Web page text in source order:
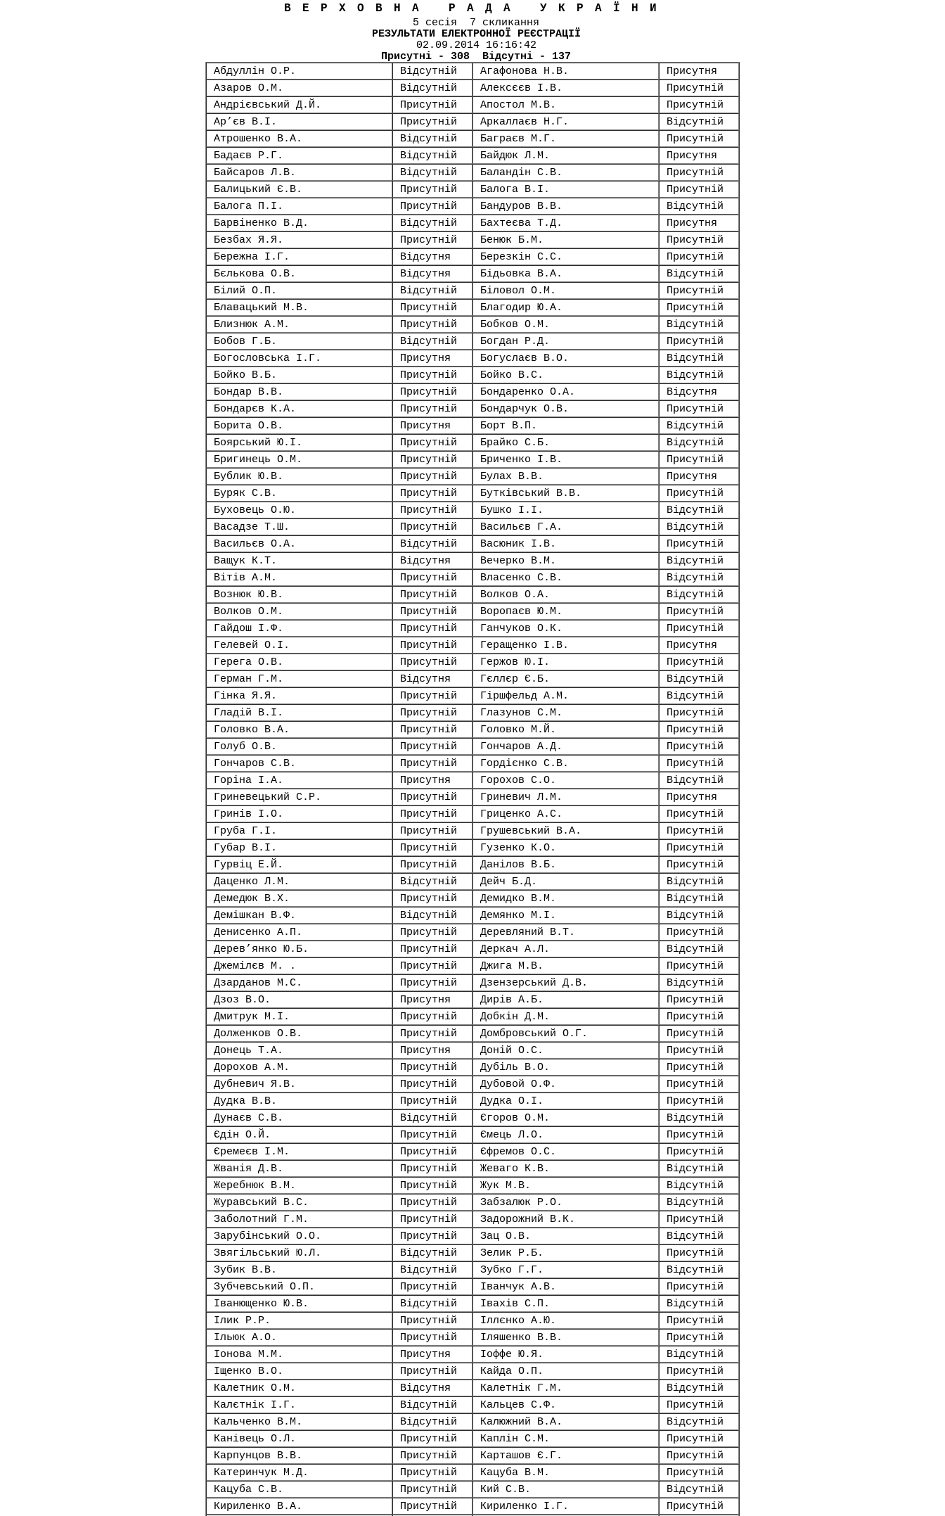
ВЕРХОВНА РАДА УКРАЇНИ
5 сесія 7 скликання
РЕЗУЛЬТАТИ ЕЛЕКТРОННОЇ РЕЄСТРАЦІЇ
02.09.2014 16:16:42
Присутні - 308 Відсутні - 137
Абдуллін О.Р.
Відсутній Агафонова Н.В.
Присутня
Азаров О.М.
Відсутній Алексєєв І.В.
Присутній
Андрієвський Д.Й.
Присутній Апостол М.В.
Присутній
Ар’єв В.І.
Присутній Аркаллаєв Н.Г.
Відсутній
Атрошенко В.А.
Відсутній Баграєв М.Г.
Присутній
Бадаєв Р.Г.
Відсутній Байдюк Л.М.
Присутня
Байсаров Л.В.
Відсутній Баландін С.В.
Присутній
Балицький Є.В.
Присутній Балога В.І.
Присутній
Балога П.І.
Присутній Бандуров В.В.
Відсутній
Барвіненко В.Д.
Відсутній Бахтеєва Т.Д.
Присутня
Безбах Я.Я.
Присутній Бенюк Б.М.
Присутній
Бережна І.Г.
Відсутня Березкін С.С.
Присутній
Бєлькова О.В.
Відсутня Бідьовка В.А.
Відсутній
Білий О.П.
Відсутній Біловол О.М.
Присутній
Блавацький М.В.
Присутній Благодир Ю.А.
Присутній
Близнюк А.М.
Присутній Бобков О.М.
Відсутній
Бобов Г.Б.
Відсутній Богдан Р.Д.
Присутній
Богословська І.Г.
Присутня Богуслаєв В.О.
Відсутній
Бойко В.Б.
Присутній Бойко В.С.
Відсутній
Бондар В.В.
Присутній Бондаренко О.А.
Відсутня
Бондарєв К.А.
Присутній Бондарчук О.В.
Присутній
Борита О.В.
Присутня Борт В.П.
Відсутній
Боярський Ю.І.
Присутній Брайко С.Б.
Відсутній
Бригинець О.М.
Присутній Бриченко І.В.
Присутній
Бублик Ю.В.
Присутній Булах В.В.
Присутня
Буряк С.В.
Присутній Бутківський В.В.
Присутній
Буховець О.Ю.
Присутній Бушко І.І.
Відсутній
Васадзе Т.Ш.
Присутній Васильєв Г.А.
Відсутній
Васильєв О.А.
Відсутній Васюник І.В.
Присутній
Ващук К.Т.
Відсутня Вечерко В.М.
Відсутній
Вітів А.М.
Присутній Власенко С.В.
Відсутній
Вознюк Ю.В.
Присутній Волков О.А.
Відсутній
Волков О.М.
Присутній Воропаєв Ю.М.
Присутній
Гайдош І.Ф.
Присутній Ганчуков О.К.
Присутній
Гелевей О.І.
Присутній Геращенко І.В.
Присутня
Герега О.В.
Присутній Гержов Ю.І.
Присутній
Герман Г.М.
Відсутня Гєллєр Є.Б.
Відсутній
Гінка Я.Я.
Присутній Гіршфельд А.М.
Відсутній
Гладій В.І.
Присутній Глазунов С.М.
Присутній
Головко В.А.
Присутній Головко М.Й.
Присутній
Голуб О.В.
Присутній Гончаров А.Д.
Присутній
Гончаров С.В.
Присутній Гордієнко С.В.
Присутній
Горіна І.А.
Присутня Горохов С.О.
Відсутній
Гриневецький С.Р.
Присутній Гриневич Л.М.
Присутня
Гринів І.О.
Присутній Гриценко А.С.
Присутній
Груба Г.І.
Присутній Грушевський В.А.
Присутній
Губар В.І.
Присутній Гузенко К.О.
Присутній
Гурвіц Е.Й.
Присутній Данілов В.Б.
Присутній
Даценко Л.М.
Відсутній Дейч Б.Д.
Відсутній
Демедюк В.Х.
Присутній Демидко В.М.
Відсутній
Демішкан В.Ф.
Відсутній Демянко М.І.
Відсутній
Денисенко А.П.
Присутній Деревляний В.Т.
Присутній
Дерев’янко Ю.Б.
Присутній Деркач А.Л.
Відсутній
Джемілєв М. .
Присутній Джига М.В.
Присутній
Дзарданов М.С.
Присутній Дзензерський Д.В.
Відсутній
Дзоз В.О.
Присутня Дирів А.Б.
Присутній
Дмитрук М.І.
Присутній Добкін Д.М.
Присутній
Долженков О.В.
Присутній Домбровський О.Г.
Присутній
Донець Т.А.
Присутня Доній О.С.
Присутній
Дорохов А.М.
Присутній Дубіль В.О.
Присутній
Дубневич Я.В.
Присутній Дубовой О.Ф.
Присутній
Дудка В.В.
Присутній Дудка О.І.
Присутній
Дунаєв С.В.
Відсутній Єгоров О.М.
Відсутній
Єдін О.Й.
Присутній Ємець Л.О.
Присутній
Єремеєв І.М.
Присутній Єфремов О.С.
Присутній
Жванія Д.В.
Присутній Жеваго К.В.
Відсутній
Жеребнюк В.М.
Присутній Жук М.В.
Відсутній
Журавський В.С.
Присутній Забзалюк Р.О.
Відсутній
Заболотний Г.М.
Присутній Задорожний В.К.
Присутній
Зарубінський О.О.
Присутній Зац О.В.
Відсутній
Звягільський Ю.Л.
Відсутній Зелик Р.Б.
Присутній
Зубик В.В.
Відсутній Зубко Г.Г.
Відсутній
Зубчевський О.П.
Присутній Іванчук А.В.
Присутній
Іванющенко Ю.В.
Відсутній Івахів С.П.
Відсутній
Ілик Р.Р.
Присутній Іллєнко А.Ю.
Присутній
Ільюк А.О.
Присутній Іляшенко В.В.
Присутній
Іонова М.М.
Присутня Іоффе Ю.Я.
Відсутній
Іщенко В.О.
Присутній Кайда О.П.
Присутній
Калетник О.М.
Відсутня Калетнік Г.М.
Відсутній
Калєтнік І.Г.
Відсутній Кальцев С.Ф.
Присутній
Кальченко В.М.
Відсутній Калюжний В.А.
Відсутній
Канівець О.Л.
Присутній Каплін С.М.
Присутній
Карпунцов В.В.
Присутній Карташов Є.Г.
Присутній
Катеринчук М.Д.
Присутній Кацуба В.М.
Присутній
Кацуба С.В.
Присутній Кий С.В.
Відсутній
Кириленко В.А.
Присутній Кириленко І.Г.
Присутній